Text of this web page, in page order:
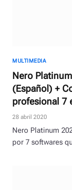
MULTIMEDIA
Nero
(Español) +
profesional 7
28 abril 2020
Nero Platinum
por 7 softwares